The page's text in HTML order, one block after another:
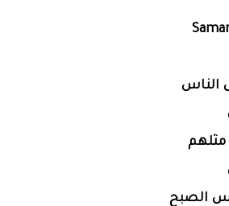
الناس
مثلهم
الصبح